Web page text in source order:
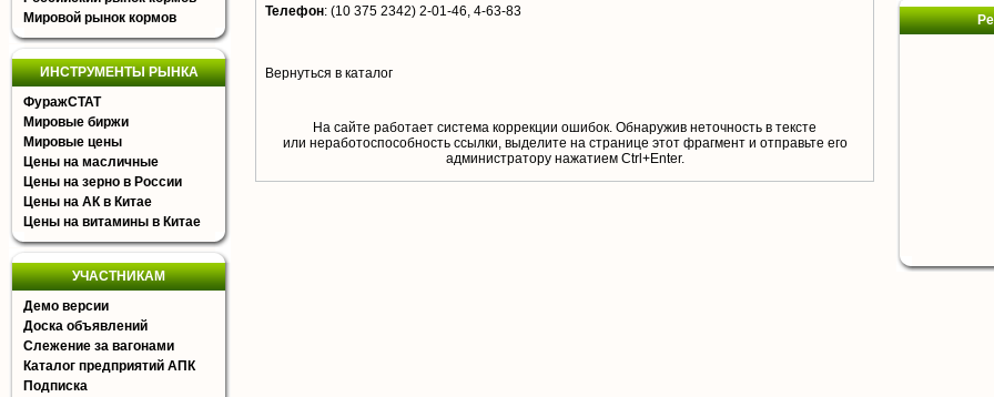
Мировой рынок кормов
ИНСТРУМЕНТЫ РЫНКА
ФуражСТАТ
Мировые биржи
Мировые цены
Цены на масличные
Цены на зерно в России
Цены на АК в Китае
Цены на витамины в Китае
УЧАСТНИКАМ
Демо версии
Доска объявлений
Слежение за вагонами
Каталог предприятий АПК
Подписка
Телефон: (10 375 2342) 2-01-46, 4-63-83
Вернуться в каталог
На сайте работает система коррекции ошибок. Обнаружив неточность в тексте
или неработоспособность ссылки, выделите на странице этот фрагмент и отправьте его
aдминистратору нажатием Ctrl+Enter.